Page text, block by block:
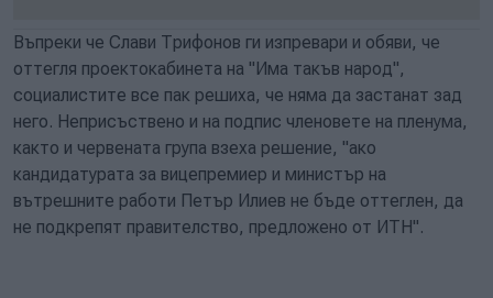
Въпреки че Слави Трифонов ги изпревари и обяви, че
оттегля проектокабинета на "Има такъв народ",
социалистите все пак решиха, че няма да застанат зад
него. Неприсъствено и на подпис членовете на пленума,
както и червената група взеха решение, "ако
кандидатурата за вицепремиер и министър на
вътрешните работи Петър Илиев не бъде оттеглен, да
не подкрепят правителство, предложено от ИТН".